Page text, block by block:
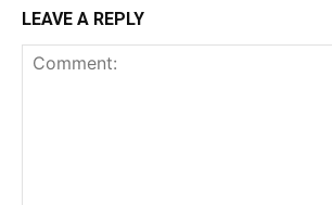
LEAVE A REPLY